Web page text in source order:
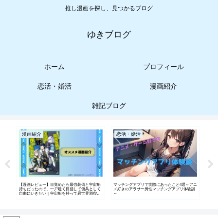
推し漫画を探し、見つかるブログ
ゆきブログ
ホーム プロフィール
恋活・婚活 漫画紹介
雑記ブログ
漫画紹介
【漫画レビュー】目覚めたら最強装備と宇宙船
持ちだったので、一戸建て目指して傭兵として
自由にいきたい｜宇宙船を持って異世界満喫す
恋活・婚活
マッチングアプリで実際にあったこと4選～アニ
メ好きのアラサー男性マッチングアプリ体験談
～